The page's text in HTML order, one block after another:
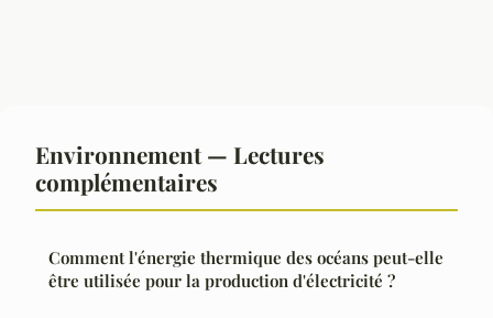
Environnement — Lectures
complémentaires
Comment l'énergie thermique des océans peut-elle
être utilisée pour la production d'électricité ?